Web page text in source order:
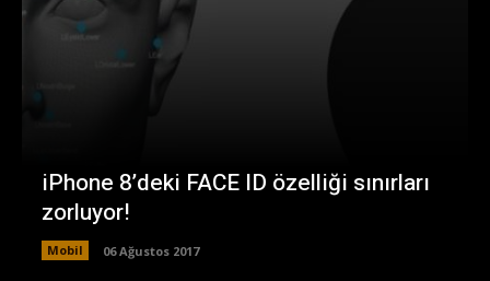
iPhone 8’deki FACE ID özelliği sınırları
zorluyor!
Mobil 06 Ağustos 2017